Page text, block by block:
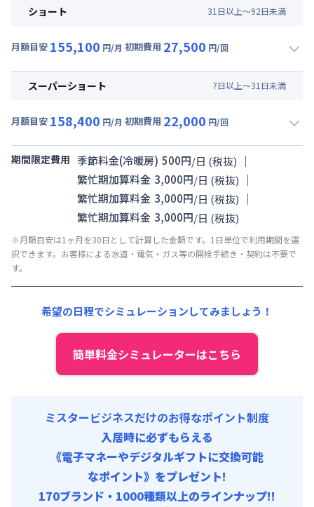
その他費用 :
初期費用
月額賃料目安(30日利用)
光熱費他 : 25,500円/月 (850円/日) (税抜)
その他費用 :
初期費用
ショート 31 日以上～92日未満
月額目安 155,100 円/月 初期費用 27,500 円/回
月額賃料目安(30日利用)
光熱費他 : 25,500円/月 (850円/日) (税抜)
その他費用 :
13,500円/月 (450円/日) (税抜)
契約事務手数料 : 5,000円/回 (税抜)
スーパーショート 7日以上～31 日未満
月額目安 158,400 円/月 初期費用 22,000 円/回
月額賃料目安(30日利用)
105,000円/月 (3,500円/日) (税抜)
25,500円/月 (850円/日) (税抜)
15,000円/回 (税抜)
その他費用 :
管理費: 13,500円/月 (450円/日) (税抜)
初期費用
契約事務手数料 : 5,000円/回 (税抜)
期間限定費用 季節料金(冷暖房) 500円/日 (税抜) ｜
繁忙期加算料金 3,000円/日 (税抜) ｜
繁忙期加算料金 3,000円/日 (税抜) ｜
繁忙期加算料金 3,000円/日 (税抜)
※月額目安は1ヶ月を30日として計算した金額です。1日単位で利用期間を選
択できます。お客様による水道・電気・ガス等の開栓手続き・契約は不要で
す。
希望の日程でシミュレーションしてみましょう！
簡単料金シミュレーターはこちら
ミスタービジネスだけのお得なポイント制度
入居時に必ずもらえる
《電子マネーやデジタルギフトに交換可能
なポイント》をプレゼント!
170ブランド・1000種類以上のラインナップ!!